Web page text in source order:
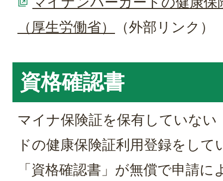
（厚生労働省）
（外部リンク）
資格確認書
マイナ保険証を保有していな
ドの健康保険証利用登録をし
「資格確認書」が無償で申請